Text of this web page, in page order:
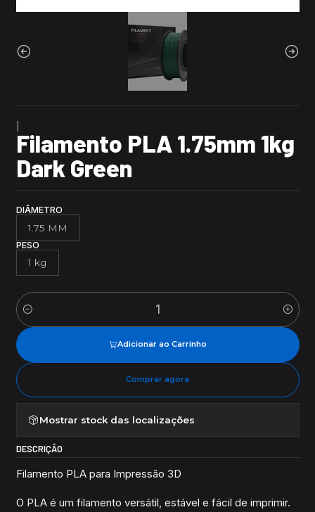
Filamento PLA 1.75mm 1kg
Dark Green
DIÂMETRO
1.75 MM
PESO
1 kg
Quantidade
Adicionar ao Carrinho
Comprar agora
Mostrar stock das localizações
DESCRIÇÃO
Filamento PLA para Impressão 3D
O PLA é um filamento versátil, estável e fácil de imprimir.